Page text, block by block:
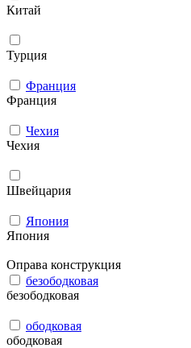
Китай
Турция
Франция
Франция
Чехия
Чехия
Швейцария
Япония
Япония
Оправа конструкция
безободковая
безободковая
ободковая
ободковая